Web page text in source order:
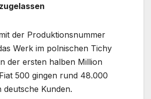
der Produktionsnummer
Werk im polnischen Tichy
der ersten halben Million
500 gingen rund 48.000
deutsche Kunden.